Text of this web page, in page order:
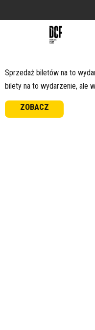
14 51
Sprzedaż biletów na to
bilety na to wydarzenie, ale
ZOBACZ